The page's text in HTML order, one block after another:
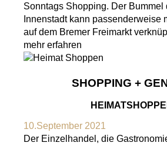
Sonntags Shopping. Der Bummel
Innenstadt kann passenderweise
auf dem Bremer Freimarkt
mehr erfahren
SHOPPING +
10.September 2021
Der Einzelhandel, die